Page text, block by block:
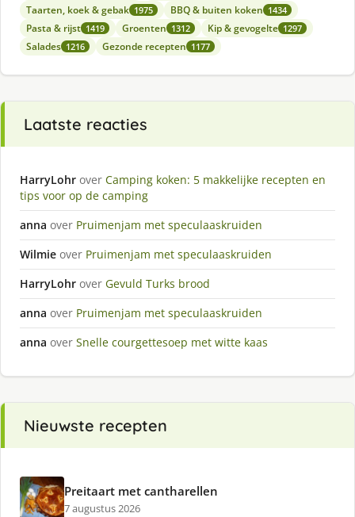
Taarten, koek & gebak 1975 BBQ & buiten koken 1434
Pasta & rijst 1419 Groenten 1312 Kip & gevogelte 1297
Salades 1216 Gezonde recepten 1177
Laatste reacties
HarryLohr over Camping koken: 5 makkelijke recepten en
tips voor op de camping
anna over Pruimenjam met speculaaskruiden
Wilmie over Pruimenjam met speculaaskruiden
HarryLohr over Gevuld Turks brood
anna over Pruimenjam met speculaaskruiden
anna over Snelle courgettesoep met witte kaas
Nieuwste recepten
Preitaart met cantharellen
7 augustus 2026